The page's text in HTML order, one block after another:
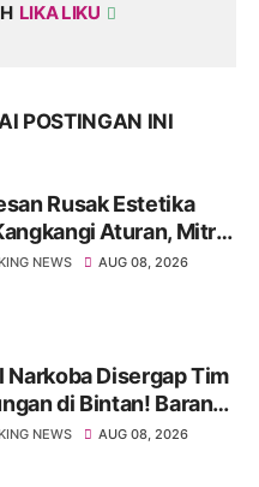
LIKA LIKU
POSTINGAN INI
Rusak Estetika
Aturan, Mitra
Diduga
NEWS AUG 08, 2026
Narkoba Disergap Tim
di Bintan! Barang
1,3 Ton
NEWS AUG 08, 2026